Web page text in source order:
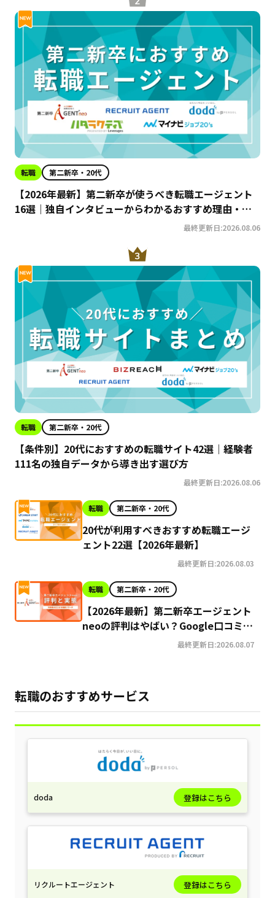
転職 第二新卒・20代
【2026年最新】第二新卒が使うべき転職エージェント
16選｜独自インタビューからわかるおすすめ理由・サ
最終更新日:2026.08.06
転職 第二新卒・20代
【条件別】20代におすすめの転職サイト42選｜経験者
111名の独自データから導き出す選び方
最終更新日:2026.08.06
転職 第二新卒・20代
20代が利用すべきおすすめ転職エージ
ェント22選【2026年最新】
最終更新日:2026.08.03
転職 第二新卒・20代
【2026年最新】第二新卒エージェント
neoの評判はやばい？Google口コミ高
評価の真実と利用の注意点を徹底解説
最終更新日:2026.08.07
転職のおすすめサービス
doda 登録はこちら
リクルートエージェント 登録はこちら